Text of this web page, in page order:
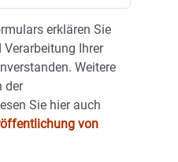
erklären Sie
Ihrer
Weitere
der
Sie hier auch
von